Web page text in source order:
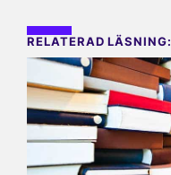
RELATERAD LÄSNING: